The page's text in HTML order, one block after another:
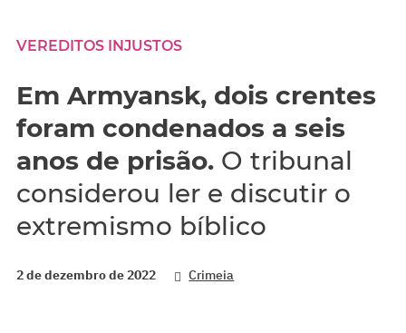
VEREDITOS INJUSTOS
Em Armyansk, dois crentes
foram condenados a seis
anos de prisão. O tribunal
considerou ler e discutir o
extremismo bíblico
2 de dezembro de 2022 Crimeia